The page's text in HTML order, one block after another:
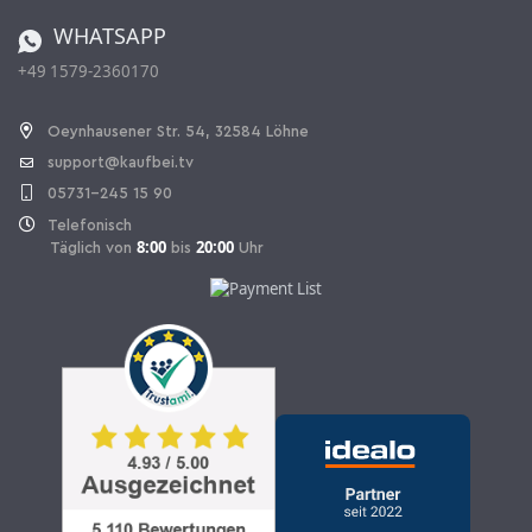
Vertrag widerrufen
WHATSAPP
+49 1579-2360170
Oeynhausener Str. 54, 32584 Löhne
support@kaufbei.tv
05731-245 15 90
Telefonisch
Täglich von 8:00 bis 20:00 Uhr